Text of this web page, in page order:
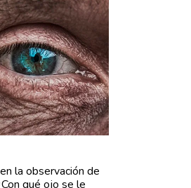
la observación de
qué ojo se le